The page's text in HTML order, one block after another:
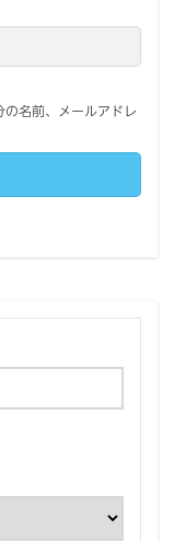
の名前、メールアドレ